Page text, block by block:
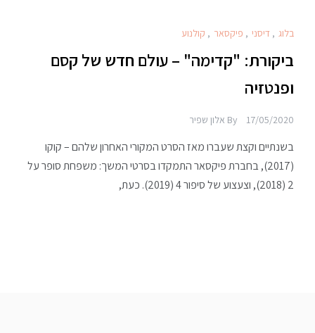
בלוג , דיסני , פיקסאר , קולנוע
ביקורת: "קדימה" – עולם חדש של קסם
ופנטזיה
17/05/2020 אלון שפיר
בשנתיים וקצת שעברו מאז הסרט המקורי האחרון שלהם – קוקו
(2017), בחברת פיקסאר התמקדו בסרטי המשך: משפחת סופר על
2 (2018), וצעצוע של סיפור 4 (2019). כעת,